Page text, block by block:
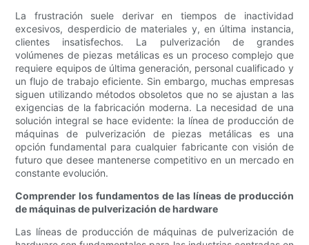
La frustración suele derivar en tiempos de inactividad
excesivos, desperdicio de materiales y, en última instancia,
clientes insatisfechos. La pulverización de grandes
volúmenes de piezas metálicas es un proceso complejo que
requiere equipos de última generación, personal cualificado y
un flujo de trabajo eficiente. Sin embargo, muchas empresas
siguen utilizando métodos obsoletos que no se ajustan a las
exigencias de la fabricación moderna. La necesidad de una
solución integral se hace evidente: la línea de producción de
máquinas de pulverización de piezas metálicas es una
opción fundamental para cualquier fabricante con visión de
futuro que desee mantenerse competitivo en un mercado en
constante evolución.
Comprender los fundamentos de las líneas de producción
de máquinas de pulverización de hardware
Las líneas de producción de máquinas de pulverización de